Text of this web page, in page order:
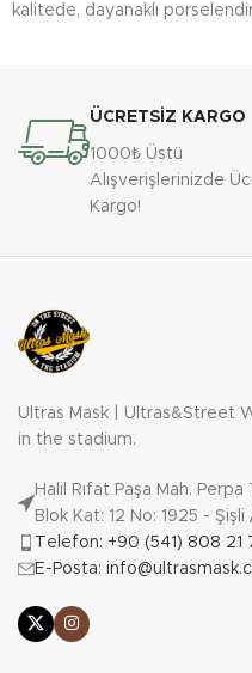
kalitede, dayanaklı
elde yıkama önerilir.)
Bardaklarımızın
bardak kutuları ile
ÜCRETSİZ KARGO
1000₺ Üstü
Alışverişlerinizde
Kargo!
Ultras Mask | Ultras&Street
in the stadium.
Halil Rıfat Paşa Mah.
Blok Kat: 12 No: 1925 - Şişli
Telefon: +90 (541) 808 21
E-Posta: